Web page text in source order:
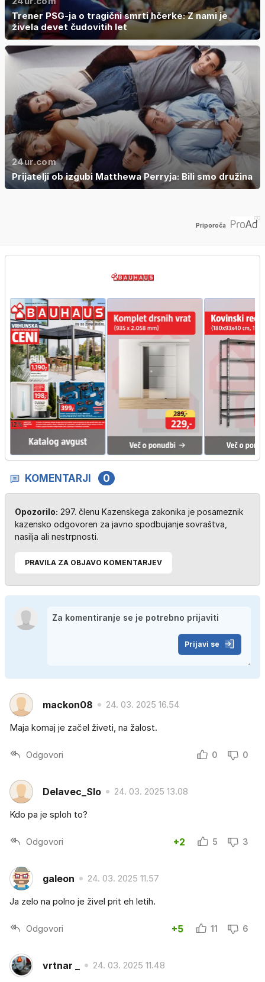
Trener PSG-ja o tragični smrti hčerke: Z nami je
živela devet čudovitih let
24ur.com
Prijatelji ob izgubi Matthewa Perryja: Bili smo družina
Priporoča
KOMENTARJI 0
Opozorilo: 297. členu Kazenskega zakonika je posameznik
kazensko odgovoren za javno spodbujanje sovraštva,
nasilja ali nestrpnosti.
PRAVILA ZA OBJAVO KOMENTARJEV
Prijavi se
mackon08 24. 03. 2025 16.54
Maja komaj je začel živeti, na žalost.
Odgovori 0 0
Delavec_Slo 24. 03. 2025 13.08
Kdo pa je sploh to?
Odgovori +2 5 3
galeon 24. 03. 2025 11.57
Ja zelo na polno je živel prit eh letih.
Odgovori +5 11 6
vrtnar _ 24. 03. 2025 11.48